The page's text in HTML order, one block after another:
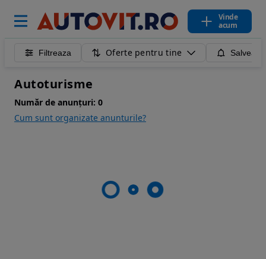
Vinde
acum
Filtreaza Oferte pentru tine
Autoturisme
Număr de anunțuri: 0
Cum sunt organizate anunturile?